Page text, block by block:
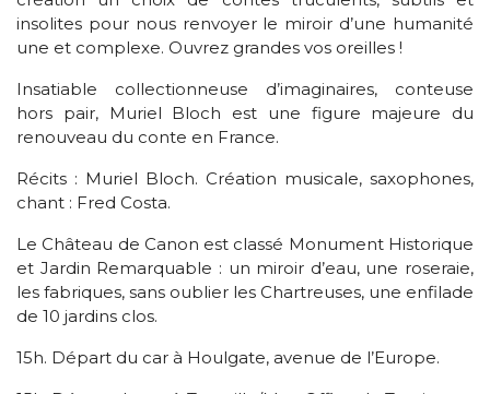
insolites pour nous renvoyer le miroir d’une humanité
une et complexe. Ouvrez grandes vos oreilles !
Insatiable collectionneuse d’imaginaires, conteuse
hors pair, Muriel Bloch est une figure majeure du
renouveau du conte en France.
Récits : Muriel Bloch. Création musicale, saxophones,
chant : Fred Costa.
Le Château de Canon est classé Monument Historique
et Jardin Remarquable : un miroir d’eau, une roseraie,
les fabriques, sans oublier les Chartreuses, une enfilade
de 10 jardins clos.
15h. Départ du car à Houlgate, avenue de l’Europe.